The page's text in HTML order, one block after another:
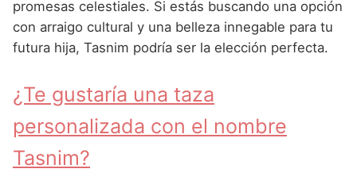
Nombres de Niña que empiezan por G
Nombres de Niña que empiezan por H
Nombres de Niña que empiezan por J
Nombres de Niña que empiezan por K
Nombres de Niña que empiezan por L
Nombres de Niña Romanos
Nombres de Niña Vikingos
Nombres de Niña Hispanoamericanos
Nombres de Niña Ingleses
Nombres de Niña Japoneses
Nombres de Niña Judios
Nombres de Niña Baleares
Nombres de Niña Canarios
Nombres de Niña Castellanos
Nombres de Niña Catalanes
promesas celestiales. Si estás buscando una opción
con arraigo cultural y una belleza innegable para tu
futura hija, Tasnim podría ser la elección perfecta.
¿Te gustaría una taza
personalizada con el nombre
Tasnim?